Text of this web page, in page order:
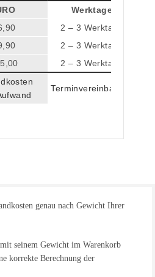
Terminvereinbarung
Werktage
2 – 3 Werktage
2 – 3 Werktage
2 – 3 Werktage
genau nach Gewicht Ihrer
seinem Gewicht im Warenkorb
korrekte Berechnung der